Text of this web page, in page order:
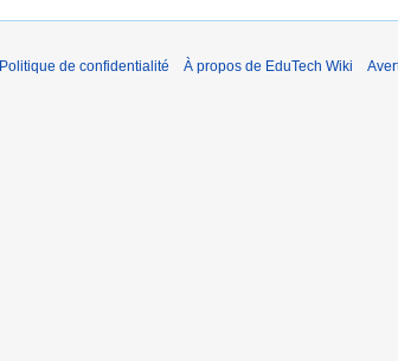
Politique de confidentialité À propos de EduTech Wiki